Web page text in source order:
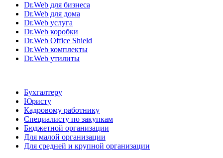
Dr.Web для бизнеса
Dr.Web для дома
Dr.Web услуга
Dr.Web коробки
Dr.Web Office Shield
Dr.Web комплекты
Dr.Web утилиты
Бухгалтеру
Юристу
Кадровому работнику
Специалисту по закупкам
Бюджетной организации
Для малой организации
Для средней и крупной организации